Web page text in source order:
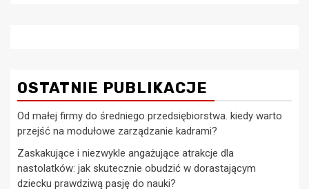
OSTATNIE PUBLIKACJE
Od małej firmy do średniego przedsiębiorstwa. kiedy warto
przejść na modułowe zarządzanie kadrami?
Zaskakujące i niezwykle angażujące atrakcje dla
nastolatków: jak skutecznie obudzić w dorastającym
dziecku prawdziwą pasję do nauki?